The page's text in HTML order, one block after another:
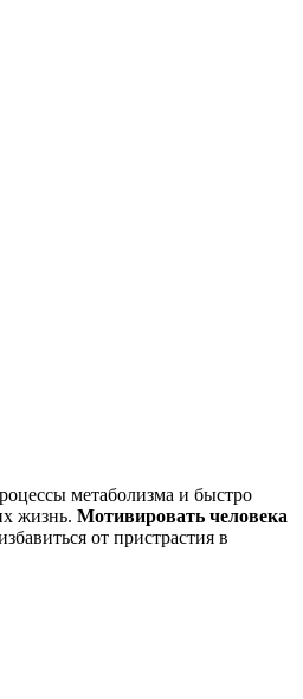
метаболизма и быстро
жизнь. Мотивировать человека
от пристрастия в